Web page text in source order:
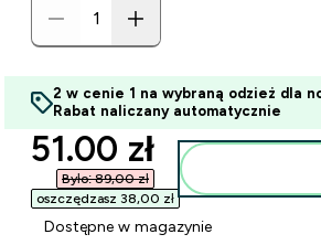
2 w cenie 1 na wybraną odzież dla
Rabat naliczany automatycznie
discounted price
51.00 zł‎
Było: 89,00 zł‎
oszczędzasz 38,00 zł‎
Dostępne w magazynie